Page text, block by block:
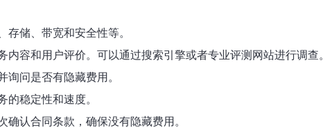
储、带宽和安全性等。
容和用户评价。可以通过搜索引擎或者专业评测网站进行调查。
问是否有隐藏费用。
稳定性和速度。
认合同条款，确保没有隐藏费用。